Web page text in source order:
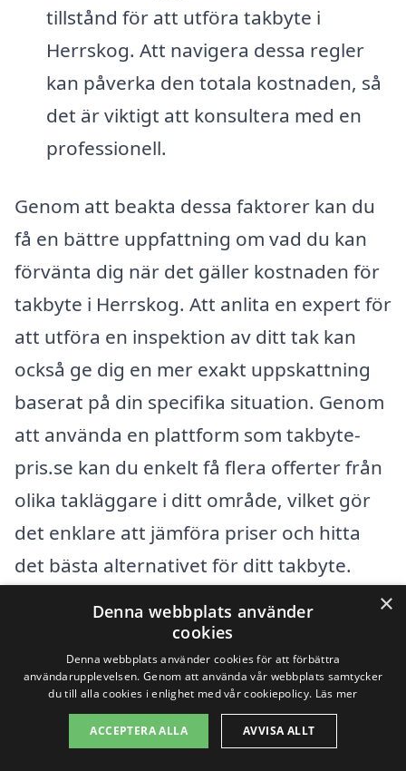
tillstånd för att utföra takbyte i
Herrskog. Att navigera dessa regler
kan påverka den totala kostnaden, så
det är viktigt att konsultera med en
professionell.
Genom att beakta dessa faktorer kan du
få en bättre uppfattning om vad du kan
förvänta dig när det gäller kostnaden för
takbyte i Herrskog. Att anlita en expert för
att utföra en inspektion av ditt tak kan
också ge dig en mer exakt uppskattning
baserat på din specifika situation. Genom
att använda en plattform som takbyte-
pris.se kan du enkelt få flera offerter från
olika takläggare i ditt område, vilket gör
det enklare att jämföra priser och hitta
det bästa alternativet för ditt takbyte.
Få 3 erbjudanden, gratis och utan
förpliktelser
×
Denna webbplats använder
cookies
Denna webbplats använder cookies för att förbättra
användarupplevelsen. Genom att använda vår webbplats samtycker
du till alla cookies i enlighet med vår cookiepolicy. Läs mer
ACCEPTERA ALLA AVVISA ALLT